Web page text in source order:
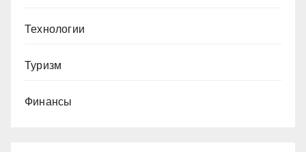
Технологии
Туризм
Финансы